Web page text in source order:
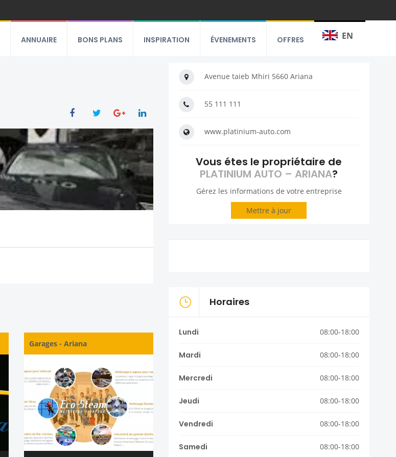
ANNUAIRE BONS PLANS INSPIRATION ÉVENEMENTS OFFRES EN
Garages -Ariana
Avenue taieb Mhiri 5660 Ariana
55 111 111
www.platinium-auto.com
Vous étes le propriétaire de
PLATINIUM AUTO – ARIANA?
Gérez les informations de votre entreprise
Mettre à jour
Horaires
Lundi 08:00-18:00
Mardi 08:00-18:00
Mercredi 08:00-18:00
Jeudi 08:00-18:00
Vendredi 08:00-18:00
Samedi 08:00-18:00